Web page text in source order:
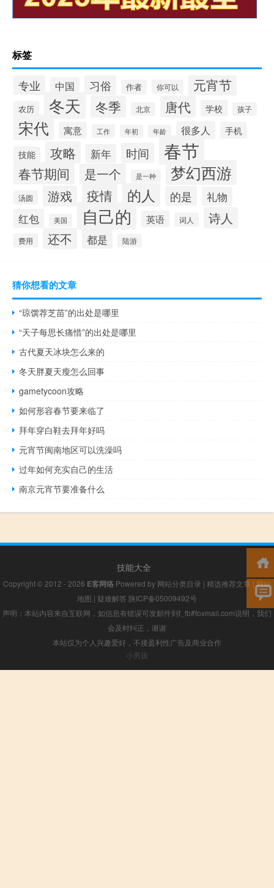
标签
专业 中国 习俗 作者 你可以 元宵节
农历 冬天 冬季 北京 唐代 学校 孩子
宋代 寓意 工作 年初 年龄 很多人 手机
技能 攻略 新年 时间 春节
春节期间 是一个 是一种 梦幻西游
汤圆 游戏 疫情 的人 的是
礼物
红包
美国 自己的 英语 词人 诗人
费用 还不 都是 陆游
猜你想看的文章
“琼馔荐芝苗”的出处是哪里
“天子每思长痛惜”的出处是哪里
古代夏天冰块怎么来的
冬天胖夏天瘦怎么回事
gametycoon攻略
如何形容春节要来临了
拜年穿白鞋去拜年好吗
元宵节闽南地区可以洗澡吗
过年如何充实自己的生活
南京元宵节要准备什么
技能大全
Copyright © 2012 - 2026 E客网络 Powered by 网站分类目录 | 精选推荐文章 |网站
地图 | 疑难解答 陕ICP备05009492号
声明：本站内容来自互联网，如信息有错误可发邮件到f_fb#foxmail.com说明，我们
会及时纠正，谢谢
本站仅为个人兴趣爱好，不接盈利性广告及商业合作
小男孩